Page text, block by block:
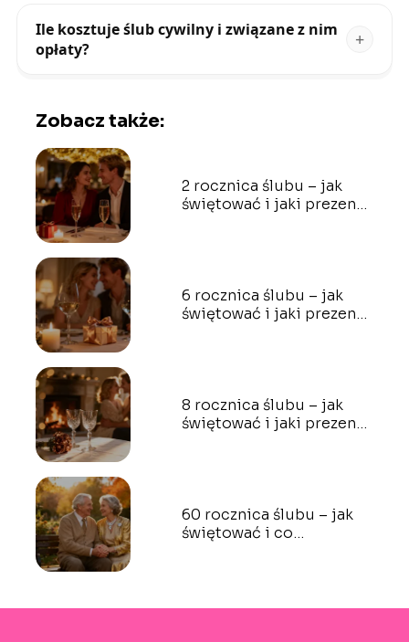
Ile kosztuje ślub cywilny i związane z nim
opłaty?
Zobacz także:
2 rocznica ślubu – jak
świętować i jaki prezent
6 rocznica ślubu – jak
świętować i jaki prezent
8 rocznica ślubu – jak
świętować i jaki prezent
60 rocznica ślubu – jak
świętować i co